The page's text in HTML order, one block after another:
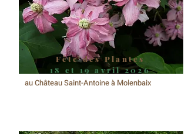
Fête des Plantes
18 et 19 avril 2026
au Château Saint-Antoine à Molenbaix